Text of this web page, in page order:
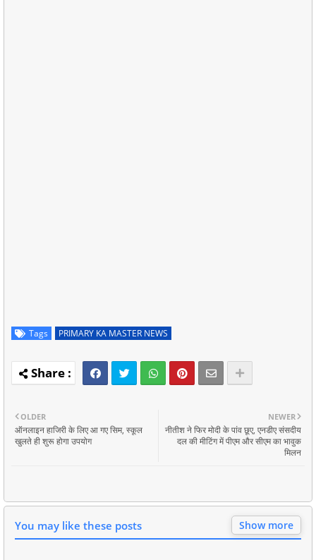
Tags PRIMARY KA MASTER NEWS
NEWER
नीतीश ने फिर मोदी के पांव छूए, एनडीए संसदीय
दल की मीटिंग में पीएम और सीएम का भावुक
मिलन
OLDER
ऑनलाइन हाजिरी के लिए आ गए सिम, स्कूल
खुलते ही शुरू होगा उपयोग
You may like these posts Show more